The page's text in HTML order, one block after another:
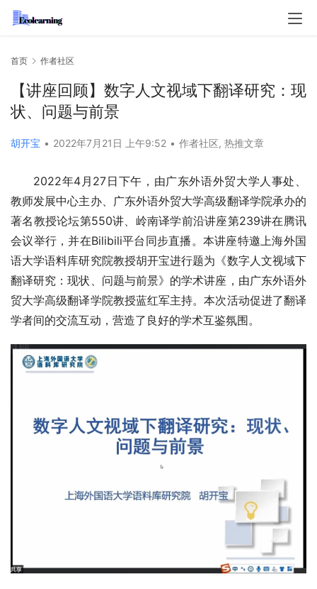
首页 作者社区
【讲座回顾】数字人文视域下翻译研究：现
状、问题与前景
胡开宝 • 2022年7月21日 上午9:52 • 作者社区, 热推文章
2022年4月27日下午，由广东外语外贸大学人事处、
教师发展中心主办、广东外语外贸大学高级翻译学院承办的
著名教授论坛第550讲、岭南译学前沿讲座第239讲在腾讯
会议举行，并在Bilibili平台同步直播。本讲座特邀上海外国
语大学语料库研究院教授胡开宝进行题为《数字人文视域下
翻译研究：现状、问题与前景》的学术讲座，由广东外语外
贸大学高级翻译学院教授蓝红军主持。本次活动促进了翻译
学者间的交流互动，营造了良好的学术互鉴氛围。